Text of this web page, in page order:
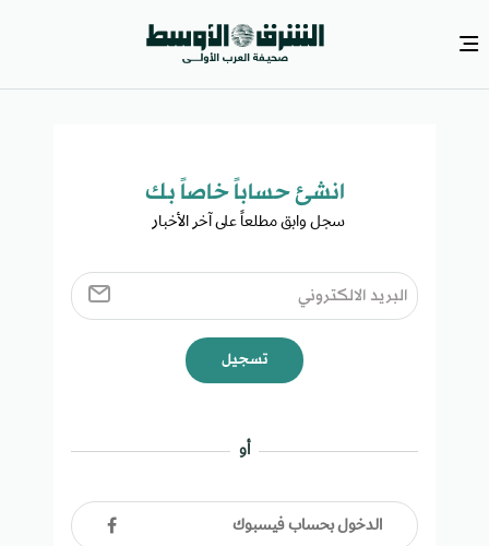
انشئ حساباً خاصاً بك​
سجل وابق مطلعاً على آخر الأخبار ​
تسجيل
أو
الدخول بحساب فيسبوك